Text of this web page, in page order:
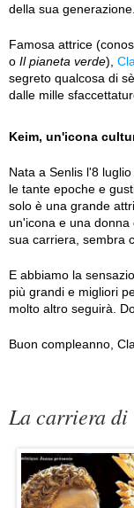
della sua generazione.
Famosa attrice
o Il pianeta verde),
segreto qualcosa di
dalle mille
Keim, un'icona
Nata a Senlis l'8
le tante epoche e
solo è una grande
un'icona e una donna
sua carriera, sembra
E abbiamo la
più grandi e migliori
molto altro seguirà.
Buon compleanno,
La carriera